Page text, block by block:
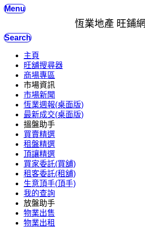
Menu
恆業地產 旺鋪網
Search
主頁
旺舖搜尋器
商場專區
市場資訊
市場新聞
恆業週報(桌面版)
最新成交(桌面版)
搵盤助手
買賣精選
租盤精選
頂讓精選
買家委託(買舖)
租客委託(租舖)
生意頂手(頂手)
我的查詢
放盤助手
物業出售
物業出租